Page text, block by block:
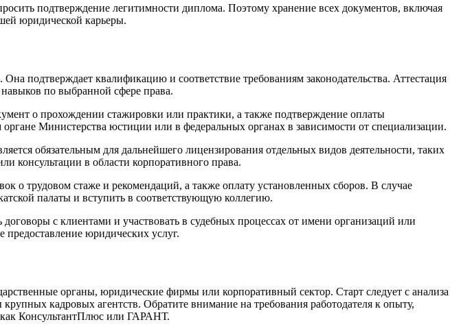
подтверждение легитимности диплома. Поэтому хранение всех документов, включая
юридической карьеры.
подтверждает квалификацию и соответствие требованиям законодательства. Аттестация
по выбранной сфере права.
о прохождении стажировки или практики, а также подтверждение оплаты
Министерства юстиции или в федеральных органах в зависимости от специализации.
обязательным для дальнейшего лицензирования отдельных видов деятельности, таких
консультации в области корпоративного права.
о трудовом стаже и рекомендаций, а также оплату установленных сборов. В случае
палаты и вступить в соответствующую коллегию.
с клиентами и участвовать в судебных процессах от имени организаций или
юридических услуг.
органы, юридические фирмы или корпоративный сектор. Старт следует с анализа
кадровых агентств. Обратите внимание на требования работодателя к опыту,
КонсультантПлюс или ГАРАНТ.